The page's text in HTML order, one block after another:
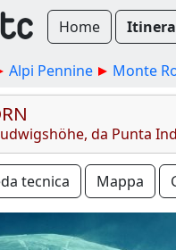
Home
Alpi Pennine Monte
da Punta
tecnica Mappa